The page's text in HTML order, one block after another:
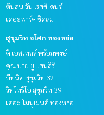
ต้นสน วัน เรสซิเดนซ์
เดอะพาร์ค ชิดลม
สุขุมวิท อโศก ทองหล่อ
ดิ เอสเทลล์ พร้อมพงษ์
คุณ บาย ยู แสนสิริ
บีทนิค สุขุมวิท 32
วิทโทริโอ สุขุมวิท 39
เดอะ โมนูเมนต์ ทองหล่อ